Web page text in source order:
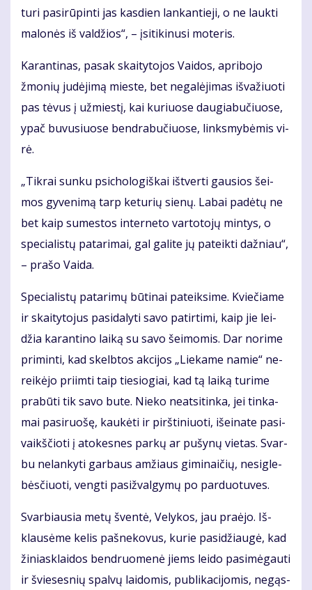
tu­ri pa­si­rū­pin­ti jas kas­dien lan­kan­tie­ji, o ne lauk­ti
ma­lo­nės iš val­džios“, – įsi­ti­ki­nu­si mo­te­ris.
Ka­ran­ti­nas, pa­sak skai­ty­to­jos Vai­dos, ap­ri­bo­jo
žmo­nių ju­dė­ji­mą mies­te, bet ne­ga­lė­ji­mas iš­va­žiuo­ti
pas tė­vus į už­mies­tį, kai ku­riuo­se dau­gia­bu­čiuo­se,
ypač bu­vu­siuo­se ben­dra­bu­čiuo­se, links­my­bė­mis vi­
rė.
„Tik­rai sun­ku psi­cho­lo­giš­kai iš­tver­ti gau­sios šei­
mos gy­ve­ni­mą tarp ke­tu­rių sie­nų. La­bai pa­dė­tų ne
bet kaip su­mes­tos in­ter­ne­to var­to­to­jų min­tys, o
spe­cia­lis­tų pa­ta­ri­mai, gal ga­li­te jų pa­teik­ti daž­niau“,
– pra­šo Vai­da.
Spe­cia­lis­tų pa­ta­ri­mų bū­ti­nai pa­teik­si­me. Kvie­čia­me
ir skai­ty­to­jus pa­si­da­ly­ti sa­vo pa­tir­ti­mi, kaip jie lei­
džia ka­ran­ti­no lai­ką su sa­vo šei­mo­mis. Dar no­ri­me
pri­min­ti, kad skelb­tos ak­ci­jos „Lie­ka­me na­mie“ ne­
rei­kė­jo pri­im­ti taip tie­sio­giai, kad tą lai­ką tu­ri­me
pra­bū­ti tik sa­vo bu­te. Nie­ko ne­at­si­tin­ka, jei tin­ka­
mai pa­si­ruo­šę, kau­kė­ti ir pirš­ti­niuo­ti, iš­ei­na­te pa­si­
vaikš­čio­ti į ato­kes­nes par­kų ar pu­šy­nų vie­tas. Svar­
bu ne­lan­ky­ti gar­baus am­žiaus gi­mi­nai­čių, ne­sig­le­
bės­čiuo­ti, veng­ti pa­si­žval­gy­mų po par­duo­tu­ves.
Svar­biau­sia me­tų šven­tė, Ve­ly­kos, jau pra­ėjo. Iš­
klau­sė­me ke­lis pa­šne­ko­vus, ku­rie pa­si­džiau­gė, kad
ži­niask­lai­dos ben­druo­me­nė jiems lei­do pa­si­mė­gau­ti
ir švie­ses­nių spal­vų lai­do­mis, pub­li­ka­ci­jo­mis, ne­gąs­